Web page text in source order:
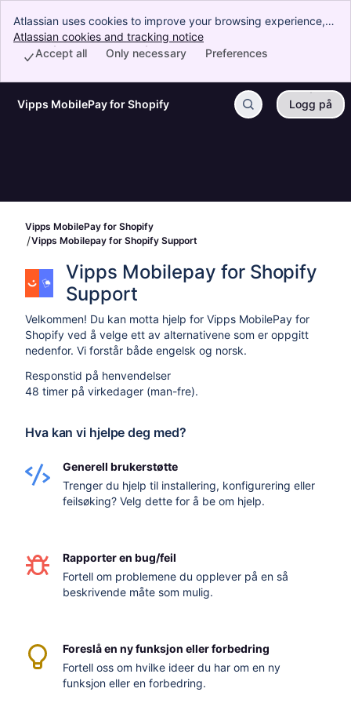
Atlassian uses cookies to improve your browsing experience,
perform analytics and research, and conduct advertising.
Accept all cookies to indicate that you agree to our use of
Atlassian cookies and tracking notice
Preferences
Only necessary
Accept all
Hopp over og gå videre til hovedinnhold
Vipps MobilePay for Shopify Logg på
Vipps MobilePay for Shopify
Vipps Mobilepay for Shopify Support
Vipps Mobilepay for Shopify
Support
Velkommen! Du kan motta hjelp for Vipps MobilePay for
Shopify ved å velge ett av alternativene som er oppgitt
nedenfor. Vi forstår både engelsk og norsk.
Responstid på henvendelser
48 timer på virkedager (man-fre).
Hva kan vi hjelpe deg med?
Generell brukerstøtte
Trenger du hjelp til installering, konfigurering eller
feilsøking? Velg dette for å be om hjelp.
Rapporter en bug/feil
Fortell om problemene du opplever på en så
beskrivende måte som mulig.
Foreslå en ny funksjon eller forbedring
Fortell oss om hvilke ideer du har om en ny
funksjon eller en forbedring.